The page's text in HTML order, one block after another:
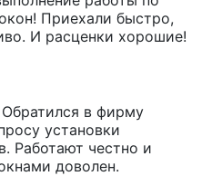
Приехали быстро,
И расценки хорошие!
в фирму
установки
Работают честно и
доволен.